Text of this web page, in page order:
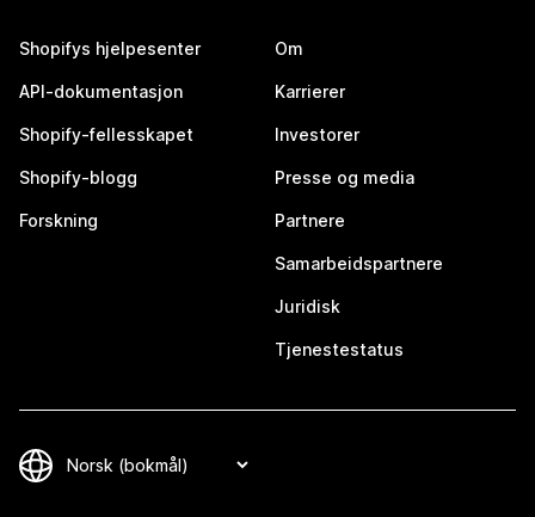
Shopifys hjelpesenter
API-dokumentasjon
Shopify-fellesskapet
Shopify-blogg
Forskning
Om
Karrierer
Investorer
Presse og media
Partnere
Samarbeidspartnere
Juridisk
Tjenestestatus